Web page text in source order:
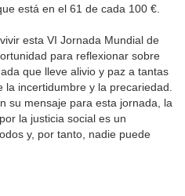
está en el 61 de cada 100 €.
esta VI Jornada Mundial de
para reflexionar sobre
que lleve alivio y paz a tantas
incertidumbre y la precariedad.
su mensaje para esta jornada, la
la justicia social es un
y, por tanto, nadie puede